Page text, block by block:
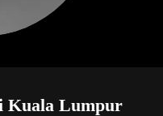
Kuala Lumpur